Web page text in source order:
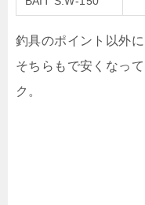
釣具のポイント以外
そちらもで安くなっ
ク。